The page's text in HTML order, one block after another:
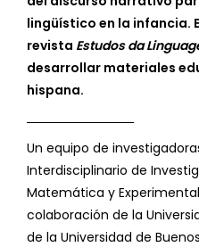
lingüístico en la infancia.
revista Estudos da
desarrollar materiales
hispana.
Un equipo de
Interdisciplinario de
Matemática y Experimental
colaboración de la
de la Universidad de